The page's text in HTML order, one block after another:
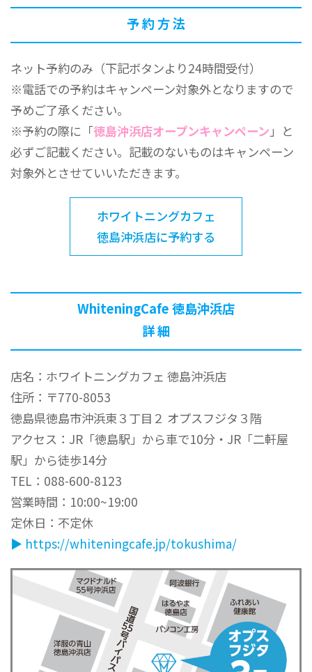
予 約 方 法
ネット予約のみ（下記ボタンより24時間受付）
※電話での予約はキャンペーン対象外となりますので
予めご了承ください。
※予約の際に「徳島沖浜店オープンキャンペーン」と
必ずご記載ください。記載のないものはキャンペーン
対象外とさせていいただきます。
ホワイトニングカフェ
徳島沖浜店に予約する
WhiteningCafe 徳島沖浜店
詳 細
店名：ホワイトニングカフェ 徳島沖浜店
住所：〒770-8053
徳島県徳島市沖浜東３丁目２ オプスフジタ３階
アクセス：JR「徳島駅」から車で10分・JR「二軒屋
駅」から徒歩14分
TEL：088-600-8123
営業時間：10:00~19:00
定休日：不定休
▶︎ https://whiteningcafe.jp/tokushima/